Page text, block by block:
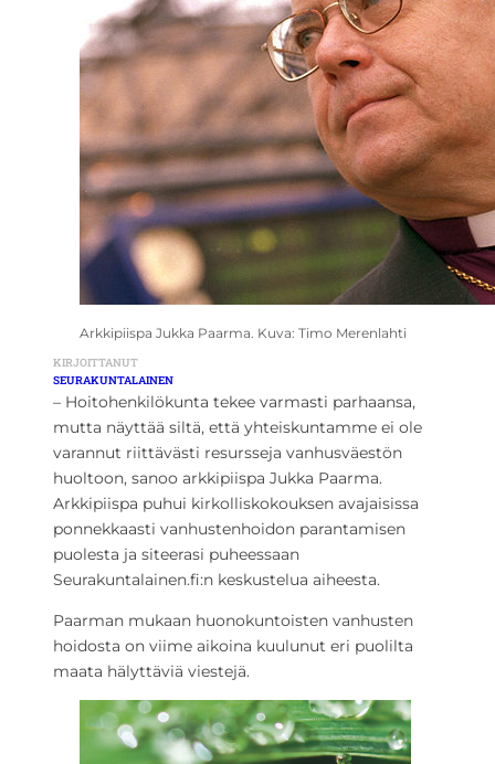
Arkkipiispa Jukka Paarma. Kuva: Timo Merenlahti
KIRJOITTANUT
SEURAKUNTALAINEN
– Hoitohenkilökunta tekee varmasti parhaansa,
mutta näyttää siltä, että yhteiskuntamme ei ole
varannut riittävästi resursseja vanhusväestön
huoltoon, sanoo arkkipiispa Jukka Paarma.
Arkkipiispa puhui kirkolliskokouksen avajaisissa
ponnekkaasti vanhustenhoidon parantamisen
puolesta ja siteerasi puheessaan
Seurakuntalainen.fi:n keskustelua aiheesta.
Paarman mukaan huonokuntoisten vanhusten
hoidosta on viime aikoina kuulunut eri puolilta
maata hälyttäviä viestejä.